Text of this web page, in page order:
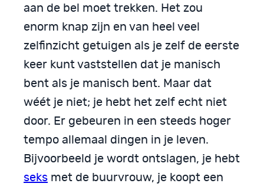
aan de bel moet trekken. Het zou
enorm knap zijn en van heel veel
zelfinzicht getuigen als je zelf de eerste
keer kunt vaststellen dat je manisch
bent als je manisch bent. Maar dat
wéét je niet; je hebt het zelf echt niet
door. Er gebeuren in een steeds hoger
tempo allemaal dingen in je leven.
Bijvoorbeeld je wordt ontslagen, je hebt
seks met de buurvrouw, je koopt een